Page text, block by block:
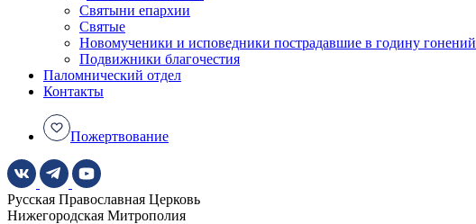
Святыни епархии
Святые
Новомученики и исповедники пострадавшие в годину гонений
Подвижники благочестия
Паломнический отдел
Контакты
Пожертвование
Русская Православная Церковь
Нижегородская Митрополия